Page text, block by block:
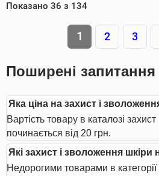
Показано 36 з 134
1 2 3
Поширені запитання
Яка ціна на захист і
Вартість товару в каталозі
починається від 20 грн.
Які захист і зволоження шкіри
Недорогими товарами в